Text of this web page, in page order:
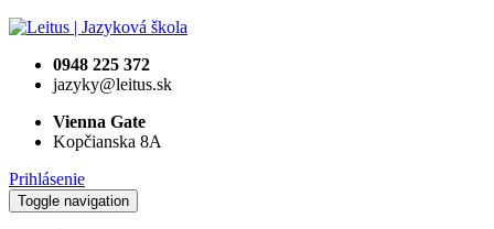
0948 225 372
jazyky@leitus.sk
Vienna Gate
Kopčianska 8A
Prihlásenie
Toggle navigation